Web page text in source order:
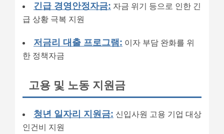
긴급 경영안정자금: 자금 위기 등으로 인한 긴
급 상황 극복 지원
저금리 대출 프로그램: 이자 부담 완화를 위
한 정책자금
고용 및 노동 지원금
청년 일자리 지원금: 신입사원 고용 기업 대상
인건비 지원